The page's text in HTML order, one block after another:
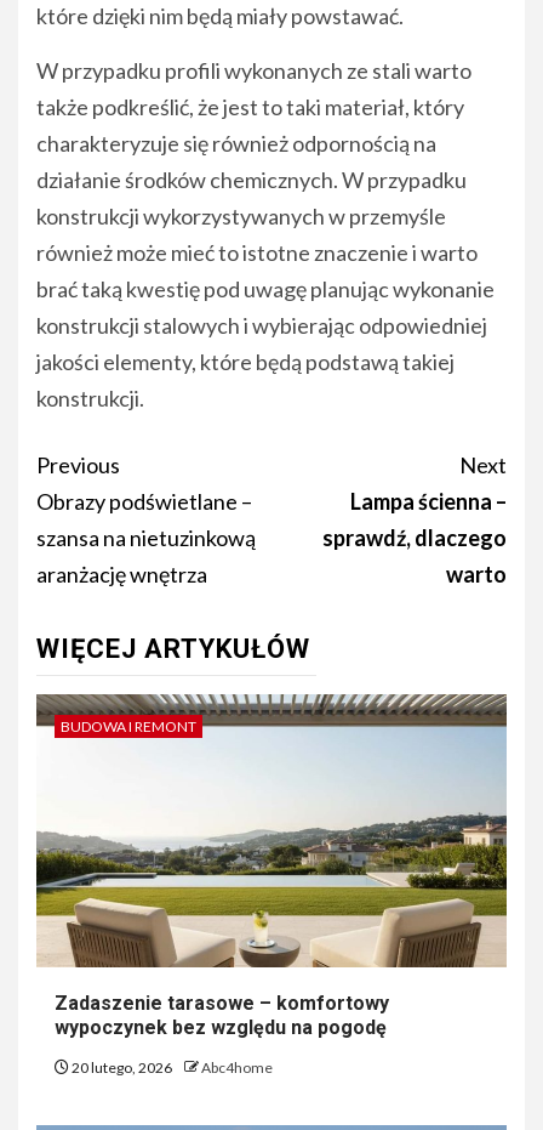
które dzięki nim będą miały powstawać.
W przypadku profili wykonanych ze stali warto
także podkreślić, że jest to taki materiał, który
charakteryzuje się również odpornością na
działanie środków chemicznych. W przypadku
konstrukcji wykorzystywanych w przemyśle
również może mieć to istotne znaczenie i warto
brać taką kwestię pod uwagę planując wykonanie
konstrukcji stalowych i wybierając odpowiedniej
jakości elementy, które będą podstawą takiej
konstrukcji.
Post
navigation
Previous
Obrazy podświetlane –
szansa na nietuzinkową
aranżację wnętrza
Next
Lampa ścienna –
sprawdź, dlaczego
warto
WIĘCEJ ARTYKUŁÓW
BUDOWA I REMONT
Zadaszenie tarasowe – komfortowy
wypoczynek bez względu na pogodę
20 lutego, 2026 Abc4home